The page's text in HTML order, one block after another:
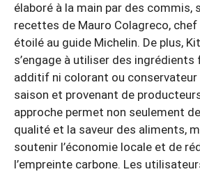
élaboré à la main par des commis,
recettes de Mauro Colagreco,
étoilé au guide Michelin. De plus,
s’engage à utiliser des ingrédients
additif ni colorant ou conservateur
saison et provenant de
approche permet non seulement
qualité et la saveur des aliments,
soutenir l’économie locale et de
l’empreinte carbone. Les